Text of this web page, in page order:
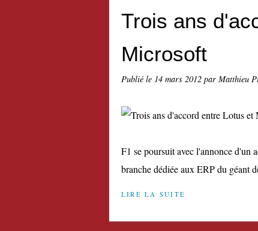
Trois ans
Microsoft
Publié le 14 mars 2012 par Matthieu
F1 se poursuit avec l'annonce d'un
branche dédiée aux ERP du géant
LIRE LA SUITE